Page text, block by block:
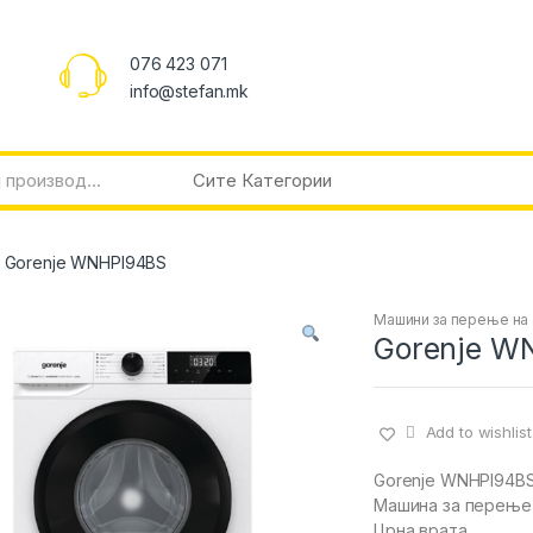
076 423 071
info@stefan.mk
Gorenje WNHPI94BS
Машини за перење на
Gorenje
Add to wishlist
Gorenje
Машина за